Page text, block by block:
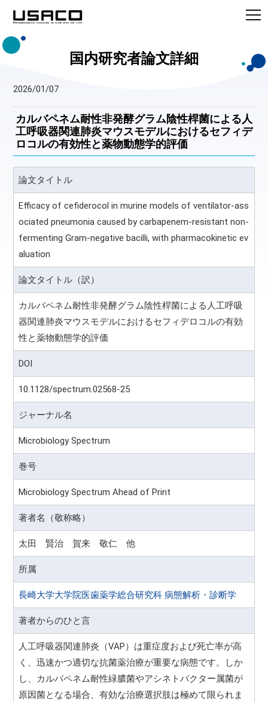
国内研究者論文詳細
2026/01/07
カルバペネム耐性非発酵グラム陰性桿菌による人
工呼吸器関連肺炎マウスモデルにおけるセフィデ
ロコルの有効性と薬物動態学的評価
論文タイトル
Efficacy of cefiderocol in murine models of ventilator-ass
ociated pneumonia caused by carbapenem-resistant non-
fermenting Gram-negative bacilli, with pharmacokinetic ev
aluation
論文タイトル（訳）
カルバペネム耐性非発酵グラム陰性桿菌による人工呼吸
器関連肺炎マウスモデルにおけるセフィデロコルの有効
性と薬物動態学的評価
DOI
10.1128/spectrum.02568-25
ジャーナル名
Microbiology Spectrum
巻号
Microbiology Spectrum Ahead of Print
著者名（敬称略）
太田 賢治 賀来 敬仁 他
所属
長崎大学大学院医歯薬学総合研究科 病態解析・診断学
著者からのひと言
人工呼吸器関連肺炎（VAP）は重症度および死亡率が高
く、迅速かつ適切な抗菌薬治療が重要な病態です。しか
し、カルバペネム耐性緑膿菌やアシネトバクター属菌が
原因菌となる場合、有効な治療選択肢は極めて限られま